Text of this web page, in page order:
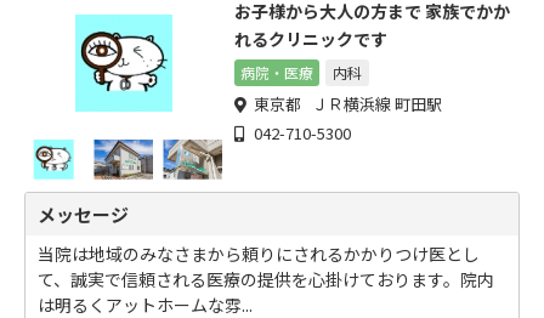
お子様から大人の方まで 家族でかか
れるクリニックです
病院・医療 内科
東京都 ＪＲ横浜線 町田駅
042-710-5300
メッセージ
当院は地域のみなさまから頼りにされるかかりつけ医とし
て、誠実で信頼される医療の提供を心掛けております。院内
は明るくアットホームな雰...